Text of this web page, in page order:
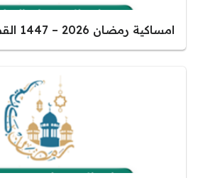
امساكية رمضان 2026 – 1447 القطيف